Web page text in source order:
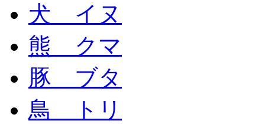
犬 イヌ
熊 クマ
豚 ブタ
鳥 トリ